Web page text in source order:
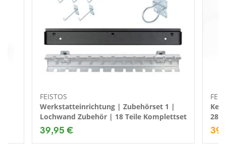
FEISTOS
Werkstatteinrichtung | Zubehörset 1 |
Lochwand Zubehör | 18 Teile Komplettset
39,95 €